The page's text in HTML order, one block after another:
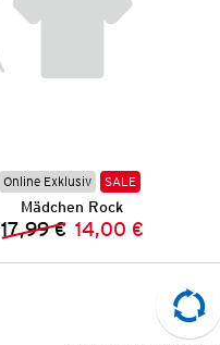
Online Exklusiv SALE
Mädchen Rock
Vorheriger Preis:
17,99 € Neuer Preis:
14,00 €